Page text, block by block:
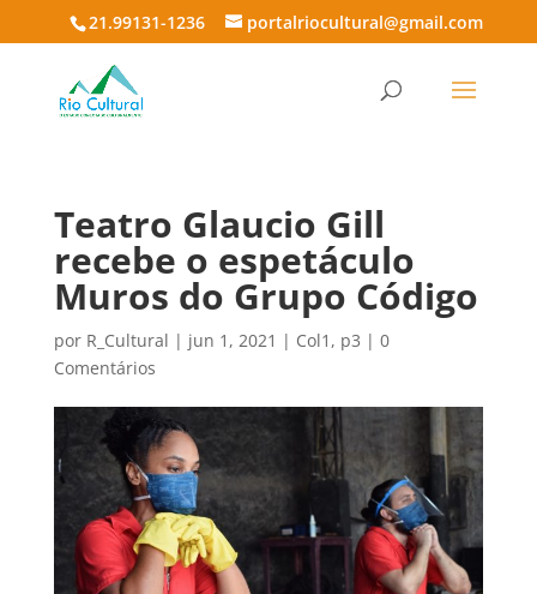
21.99131-1236 portalriocultural@gmail.com
Teatro Glaucio Gill
recebe o espetáculo
Muros do Grupo Código
por R_Cultural | jun 1, 2021 | Col1 , p3 | 0
Comentários